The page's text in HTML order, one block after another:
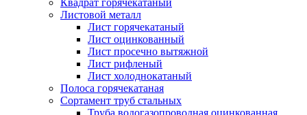
Квадрат горячекатаный
Листовой металл
Лист горячекатаный
Лист оцинкованный
Лист просечно вытяжной
Лист рифленый
Лист холоднокатаный
Полоса горячекатаная
Сортамент труб стальных